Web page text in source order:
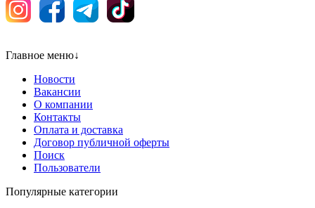
Главное меню↓
Новости
Вакансии
О компании
Контакты
Оплата и доставка
Договор публичной оферты
Поиск
Пользователи
Популярные категории